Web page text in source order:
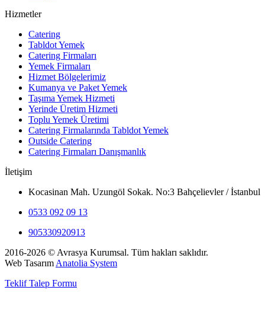
Hizmetler
Catering
Tabldot Yemek
Catering Firmaları
Yemek Firmaları
Hizmet Bölgelerimiz
Kumanya ve Paket Yemek
Taşıma Yemek Hizmeti
Yerinde Üretim Hizmeti
Toplu Yemek Üretimi
Catering Firmalarında Tabldot Yemek
Outside Catering
Catering Firmaları Danışmanlık
İletişim
Kocasinan Mah. Uzungöl Sokak. No:3 Bahçelievler / İstanbul
0533 092 09 13
905330920913
2016-2026 © Avrasya Kurumsal. Tüm hakları saklıdır.
Web Tasarım Anatolia System
Teklif Talep Formu